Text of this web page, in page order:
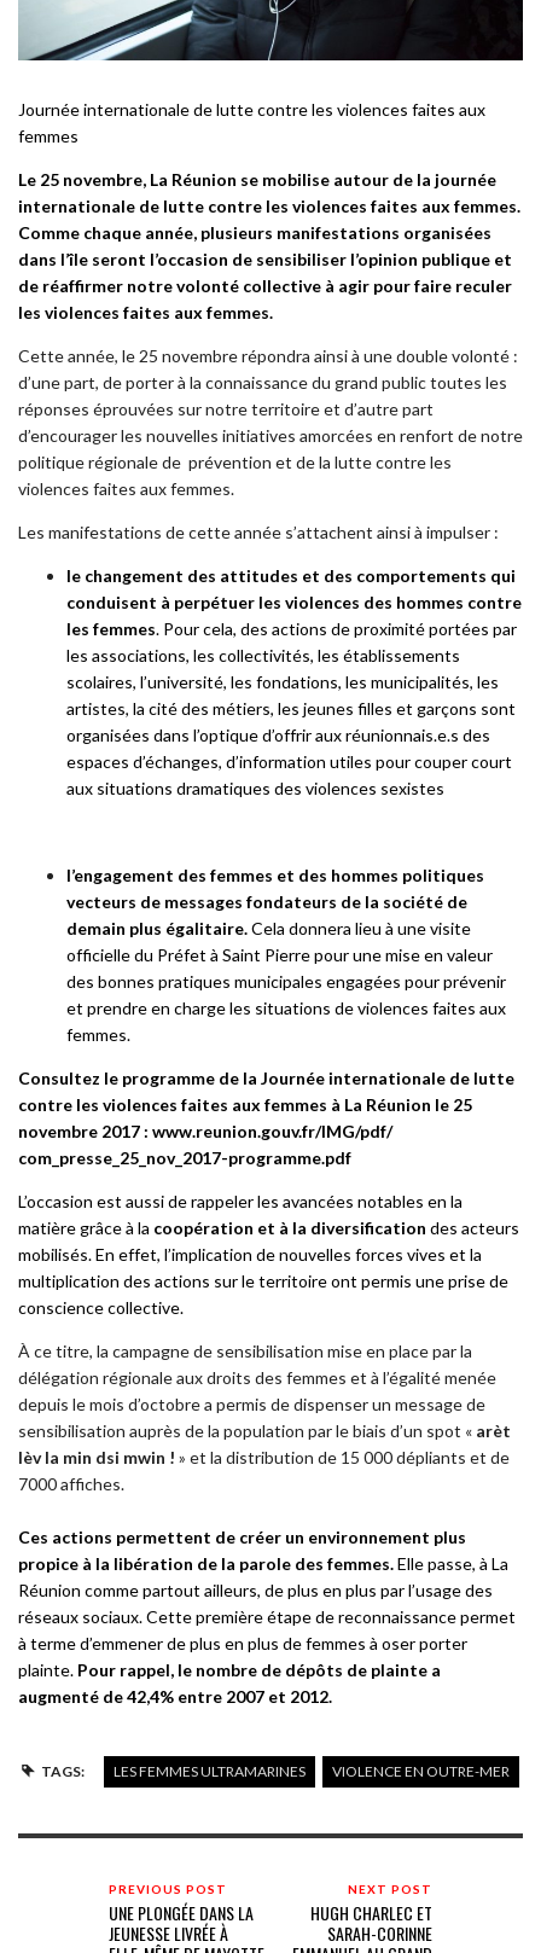
Journée internationale de lutte contre les violences faites aux
femmes
Le 25 novembre, La Réunion se mobilise autour de la journée
internationale de lutte contre les violences faites aux femmes.
Comme chaque année, plusieurs manifestations organisées
dans l’île seront l’occasion de sensibiliser l’opinion publique et
de réaffirmer notre volonté collective à agir pour faire reculer
les violences faites aux femmes.
Cette année, le 25 novembre répondra ainsi à une double volonté :
d’une part, de porter à la connaissance du grand public toutes les
réponses éprouvées sur notre territoire et d’autre part
d’encourager les nouvelles initiatives amorcées en renfort de notre
politique régionale de prévention et de la lutte contre les
violences faites aux femmes.
Les manifestations de cette année s’attachent ainsi à impulser :
le changement des attitudes et des comportements qui
conduisent à perpétuer les violences des hommes contre
les femmes. Pour cela, des actions de proximité portées par
les associations, les collectivités, les établissements
scolaires, l’université, les fondations, les municipalités, les
artistes, la cité des métiers, les jeunes filles et garçons sont
organisées dans l’optique d’offrir aux réunionnais.e.s des
espaces d’échanges, d’information utiles pour couper court
aux situations dramatiques des violences sexistes
l’engagement des femmes et des hommes politiques
vecteurs de messages fondateurs de la société de
demain plus égalitaire.Cela donnera lieu à une visite
officielle du Préfet à Saint Pierre pour une mise en valeur
des bonnes pratiques municipales engagées pour prévenir
et prendre en charge les situations de violences faites aux
femmes.
Consultez le programme de la Journée internationale de lutte
contre les violences faites aux femmes à La Réunion le 25
novembre 2017 : www.reunion.gouv.fr/IMG/pdf/
com_presse_25_nov_2017-programme.pdf
L’occasion est aussi de rappeler les avancées notables en la
matière grâce à la coopération et à la diversification des acteurs
mobilisés. En effet, l’implication de nouvelles forces vives et la
multiplication des actions sur le territoire ont permis une prise de
conscience collective.
À ce titre, la campagne de sensibilisation mise en place par la
délégation régionale aux droits des femmes et à l’égalité menée
depuis le mois d’octobre a permis de dispenser un message de
sensibilisation auprès de la population par le biais d’un spot « arèt
lèv la min dsi mwin ! » et la distribution de 15 000 dépliants et de
7000 affiches.
Ces actions permettent de créer un environnement plus
propice à la libération de la parole des femmes.Elle passe, à La
Réunion comme partout ailleurs, de plus en plus par l’usage des
réseaux sociaux. Cette première étape de reconnaissance permet
à terme d’emmener de plus en plus de femmes à oser porter
plainte. Pour rappel, le nombre de dépôts de plainte a
augmenté de 42,4% entre 2007 et 2012.
TAGS: LES FEMMES ULTRAMARINES VIOLENCE EN OUTRE-MER
PREVIOUS POST
UNE PLONGÉE DANS LA
JEUNESSE LIVRÉE À
NEXT POST
HUGH CHARLEC ET
SARAH-CORINNE